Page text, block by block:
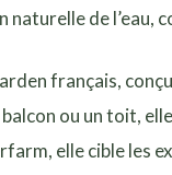
de l’eau,
français,
ou un toit,
elle cible les